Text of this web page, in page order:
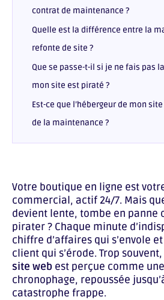
contrat de maintenance ?
Quelle est la différence entre la
refonte de site ?
Que se passe-t-il si je ne fais pas
mon site est piraté ?
Est-ce que l’hébergeur de mon
de la maintenance ?
Votre boutique en ligne est
commercial, actif 24/7. Mais
devient lente, tombe en panne
pirater ? Chaque minute
chiffre d’affaires qui s’envole
client qui s’érode. Trop
site web est perçue comme
chronophage, repoussée
catastrophe frappe.